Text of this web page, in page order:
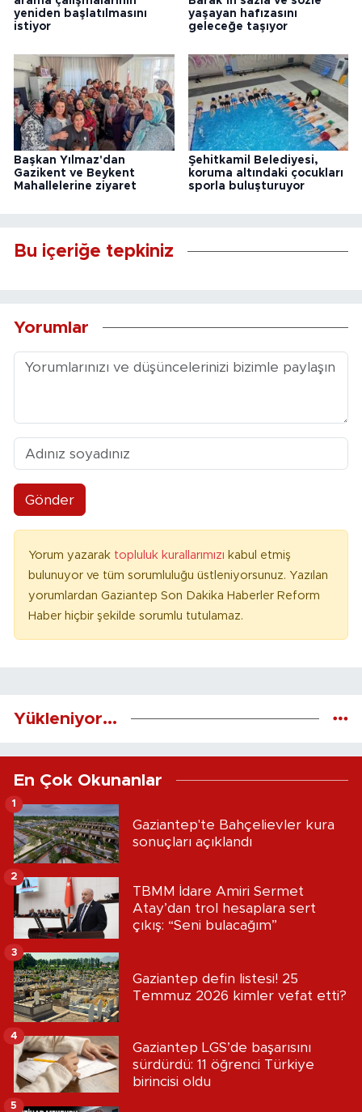
yeniden başlatılmasını
istiyor
yaşayan hafızasını
geleceğe taşıyor
Başkan Yılmaz'dan
Gazikent ve Beykent
Mahallelerine ziyaret
Şehitkamil Belediyesi,
koruma altındaki çocukları
sporla buluşturuyor
Bu içeriğe tepkiniz
Yorumlar
Gönder
Yorum yazarak topluluk kurallarımızı kabul etmiş
bulunuyor ve tüm sorumluluğu üstleniyorsunuz. Yazılan
yorumlardan Gaziantep Son Dakika Haberler Reform
Haber hiçbir şekilde sorumlu tutulamaz.
Yükleniyor...
En Çok Okunanlar
Gaziantep'te Bahçelievler kura
sonuçları açıklandı
1
TBMM İdare Amiri Sermet
Atay’dan trol hesaplara sert
çıkış: “Seni bulacağım”
2
Gaziantep defin listesi! 25
Temmuz 2026 kimler vefat etti?
3
Gaziantep LGS’de başarısını
sürdürdü: 11 öğrenci Türkiye
birincisi oldu
4
5